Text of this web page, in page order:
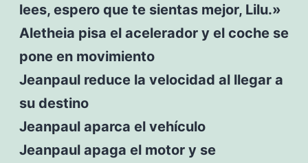
lees, espero que te sientas mejor, Lilu.»
Aletheia pisa el acelerador y el coche se
pone en movimiento
Jeanpaul reduce la velocidad al llegar a
su destino
Jeanpaul aparca el vehículo
Jeanpaul apaga el motor y se